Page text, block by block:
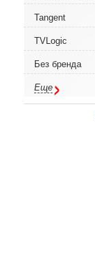
Tangent
TVLogic
Без бренда
Еще